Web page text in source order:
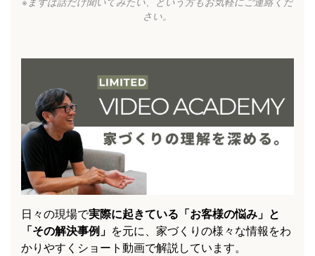
さい。
日々の現場で実際に起きている「お客様の悩み」と
「その解決事例」 を元に、家づくりの様々な情報をわ
かりやすくショート動画で解説しています。